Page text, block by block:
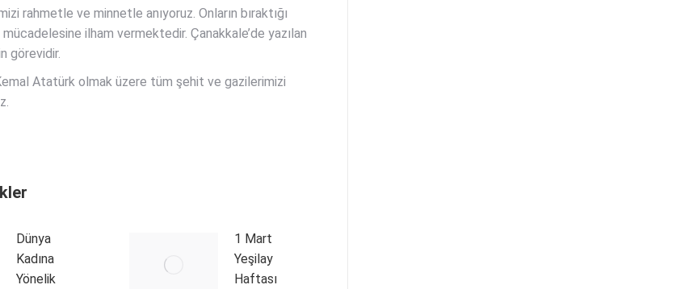
rahmetle ve minnetle anıyoruz. Onların bıraktığı
ilham vermektedir. Çanakkale’de yazılan
görevidir.
Atatürk olmak üzere tüm şehit ve gazilerimizi
Dünya
Kadına
Yönelik
1 Mart
Yeşilay
Haftası